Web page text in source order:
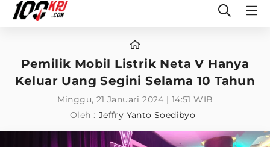
Pemilik Mobil Listrik Neta V Hanya
Keluar Uang Segini Selama 10 Tahun
Minggu, 21 Januari 2024 | 14:51 WIB
Oleh : Jeffry Yanto Soedibyo